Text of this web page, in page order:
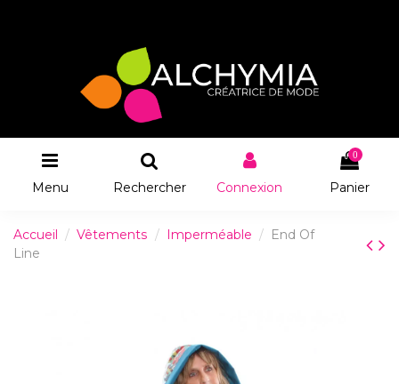
Menu Rechercher Connexion
0
Panier
Accueil Vêtements Imperméable
End Of
Line